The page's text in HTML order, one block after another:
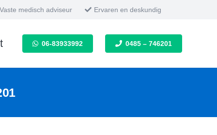
Vaste medisch adviseur Ervaren en deskundig
06-83933992 0485 – 746201